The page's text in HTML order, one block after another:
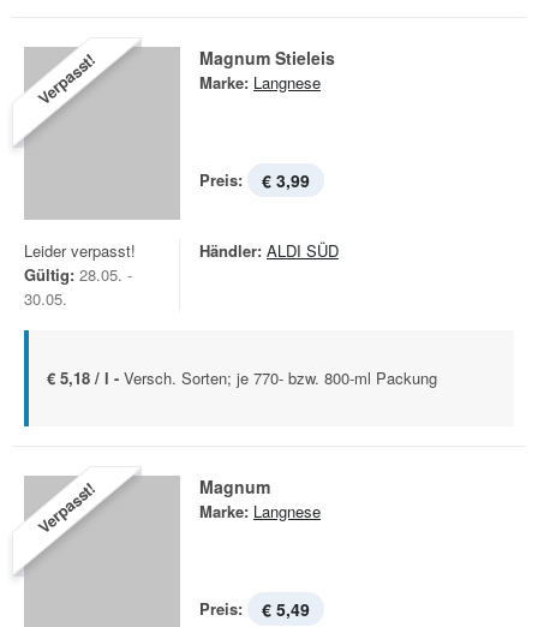
Verpasst! Magnum Stieleis
Marke: Langnese
Preis: € 3,99
Leider verpasst!
Gültig: 28.05. -
30.05.
Händler: ALDI SÜD
€ 5,18 / l - Versch. Sorten; je 770- bzw. 800-ml Packung
Verpasst! Magnum
Marke: Langnese
Preis: € 5,49